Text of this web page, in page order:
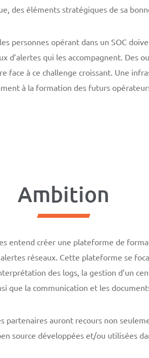
des éléments stratégiques de sa
personnes opérant dans un SOC
d’alertes qui les accompagnent. Des
face à ce challenge croissant. Une
à la formation des futurs
Ambition
entend créer une plateforme de
réseaux. Cette plateforme se
des logs, la gestion d’un
que la communication et les
auront recours non
source développées et/ou utilisées